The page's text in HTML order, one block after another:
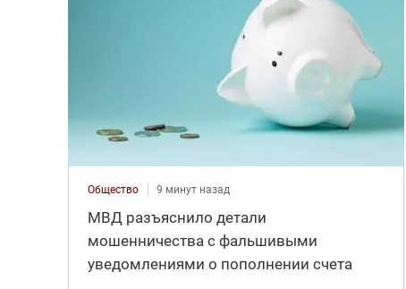
Общество 9 минут назад
МВД разъяснило детали
мошенничества с фальшивыми
уведомлениями о пополнении счета